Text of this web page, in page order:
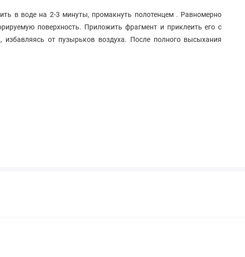
в воде на 2-3 минуты, промакнуть полотенцем . Равномерно
поверхность. Приложить фрагмент и приклеить его с
от пузырьков воздуха. После полного высыхания